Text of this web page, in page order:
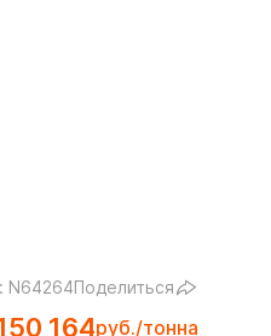
N64264Поделиться
164руб./тонна